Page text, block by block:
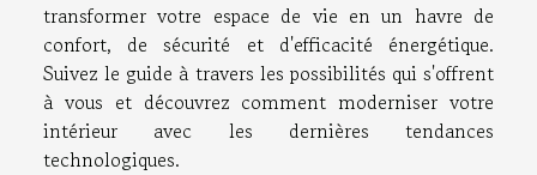
transformer votre espace de vie en un havre de
confort, de sécurité et d'efficacité énergétique.
Suivez le guide à travers les possibilités qui s'offrent
à vous et découvrez comment moderniser votre
intérieur avec les dernières tendances
technologiques.